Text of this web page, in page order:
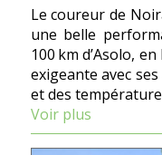
Le coureur de
une belle
100 km d’Asolo,
exigeante avec
et des
Voir plus